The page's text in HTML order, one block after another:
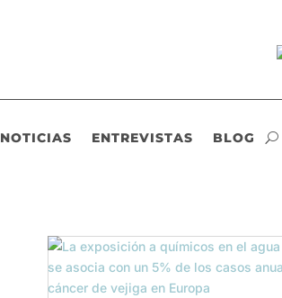
NOTICIAS ENTREVISTAS BLOG